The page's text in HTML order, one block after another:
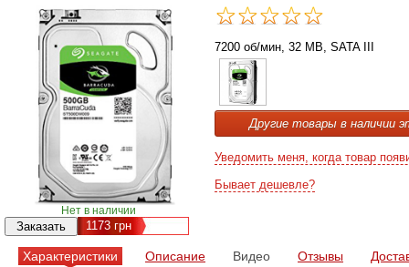
Нет в наличии
1173грн
7200 об/мин, 32 MB, SATA III
Другие товары в наличии
Уведомить меня, когда товар
Бывает дешевле?
Характеристики Описание Видео Отзывы